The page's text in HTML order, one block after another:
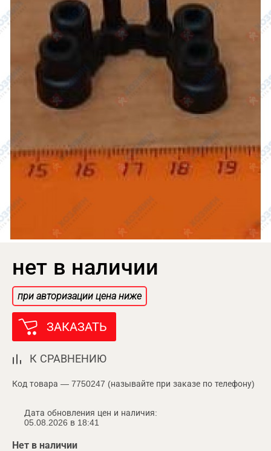
нет в наличии
при авторизации цена ниже
ЗАКАЗАТЬ
К СРАВНЕНИЮ
Код товара — 7750247 (называйте при заказе по телефону)
Дата обновления цен и наличия:
05.08.2026 в 18:41
Нет в наличии